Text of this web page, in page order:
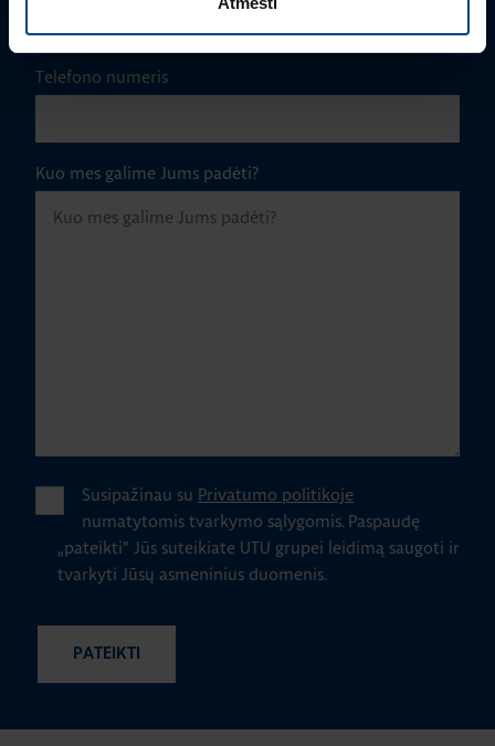
Telefono numeris
Kuo mes galime Jums padėti?
Susipažinau su Privatumo politikoje
numatytomis tvarkymo sąlygomis. Paspaudę
„pateikti" Jūs suteikiate UTU grupei leidimą saugoti ir
tvarkyti Jūsų asmeninius duomenis.